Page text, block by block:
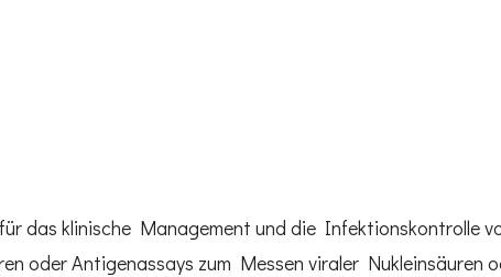
das klinische Management und die Infektionskontrolle
oder Antigenassays zum Messen viraler Nukleinsäuren